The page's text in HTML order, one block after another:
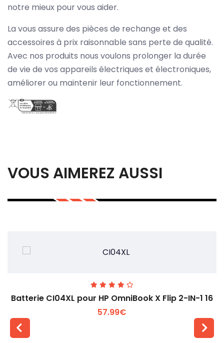
notre mieux pour vous aider.
La vous assure des pièces de rechange et des
accessoires à prix raisonnable sans perte de qualité.
Avec nos produits nous voulons prolonger la durée
de vie de vos appareils électriques et électroniques,
améliorer ou maintenir leur fonctionnement.
VOUS AIMEREZ AUSSI
Batterie CI04XL pour HP OmniBook X Flip 2-IN-1 16
57.99€